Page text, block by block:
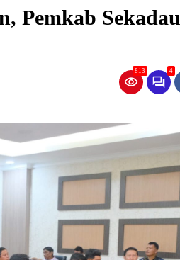
Pemkab Sekadau
813 4